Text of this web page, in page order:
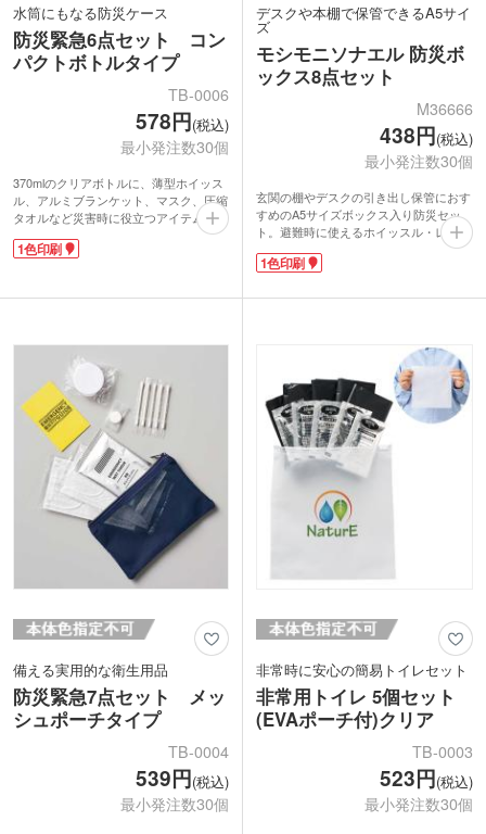
水筒にもなる防災ケース
防災緊急6点セット コン
パクトボトルタイプ
TB-0006
578円(税込)
最小発注数30個
370mlのクリアボトルに、薄型ホイッス
ル、アルミブランケット、マスク、圧縮
タオルなど災害時に役立つアイテム6点
をコンパクトに収納。水筒としても使え
るボトルは携帯性に優れ、普段の生活で
ベルティとしてもおすすめです。
ったりなオリジナル防災グッズが作れま
1色印刷
デスクや本棚で保管できるA5サイ
ズ
モシモニソナエル 防災ボ
ックス8点セット
M36666
438円(税込)
最小発注数30個
玄関の棚やデスクの引き出し保管におす
すめのA5サイズボックス入り防災セッ
ト。避難時に使えるホイッスル・レイン
ポンチョ、避難所で使える給水バッグ・
アルミブランケット・ゴミ袋・マスク・
が入っています。災害用伝言ダイヤルの
ボックス表面にはオリジナル印刷が可能
です。オフィスの備蓄品としてはもちろ
ん、防災キャンペーングッズ制作などに
いかがでしょうか。
1色印刷
備える実用的な衛生用品
防災緊急7点セット メッ
シュポーチタイプ
TB-0004
539円(税込)
最小発注数30個
非常時に安心の簡易トイレセット
非常用トイレ 5個セット
(EVAポーチ付)クリア
TB-0003
523円(税込)
最小発注数30個